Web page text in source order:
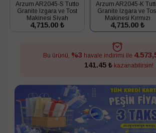
Arzum AR2045-S Tutto
Granite Izgara ve Tost
Makinesi Siyah
4,715.00 ₺
Arzum AR2045-K
Granite Izgara ve
Makinesi Kırmızı
4,715.00 ₺
Bu ürünü, %3 havale indirimi ile
141.45 ₺kazanabilirsin!